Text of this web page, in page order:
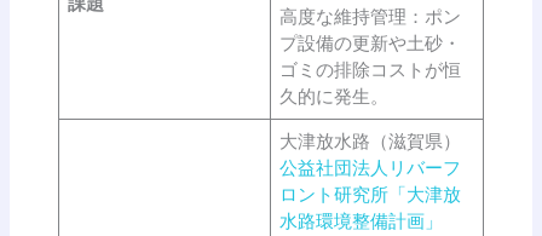
高度な維持管理：ポン
プ設備の更新や土砂・
ゴミの排除コストが恒
久的に発生。
大津放水路（滋賀県）
公益社団法人リバーフ
ロント研究所「大津放
水路環境整備計画」